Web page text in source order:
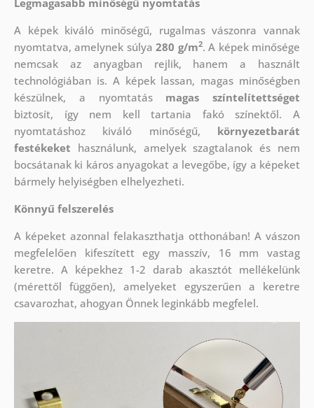
Legmagasabb minőségű nyomtatás
A képek kiváló minőségű, rugalmas vászonra vannak
nyomtatva, amelynek súlya280 g/m2. A képek minősége
nemcsak az anyagban rejlik, hanem a használt
technológiában is. A képek lassan, magas minőségben
készülnek, a nyomtatás magas színtelítettséget
biztosít, így nem kell tartania fakó színektől. A
nyomtatáshoz kiváló minőségű, környezetbarát
festékeket használunk, amelyek szagtalanok és nem
bocsátanak ki káros anyagokat a levegőbe, így a képeket
bármely helyiségben elhelyezheti.
Könnyű felszerelés
A képeket azonnal felakaszthatja otthonában! A vászon
megfelelően kifeszített egy masszív, 16 mm vastag
keretre. A képekhez 1-2 darab akasztót mellékelünk
(mérettől függően), amelyeket egyszerűen a keretre
csavarozhat, ahogyan Önnek leginkább megfelel.